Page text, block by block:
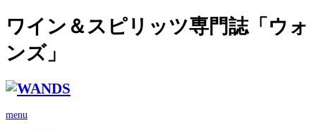
ワイン＆スピリッツ専門誌「ウォ
ンズ」
menu